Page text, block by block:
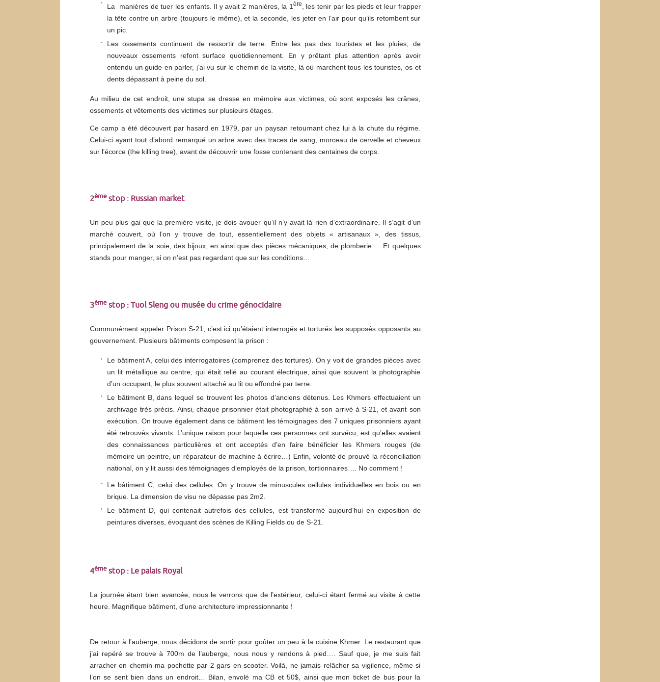
La manières de tuer les enfants. Il y avait 2 manières, la 1 ère
, les tenir par les pieds et leur frapper
la tête contre un arbre (toujours le même), et la seconde, les jeter en l’air pour qu’ils retombent sur
un pic.
Les ossements continuent de ressortir de terre. Entre les pas des touristes et les pluies, de
nouveaux ossements refont surface quotidiennement. En y prêtant plus attention après avoir
entendu un guide en parler, j’ai vu sur le chemin de la visite, là où marchent tous les touristes, os et
dents dépassant à peine du sol.
Au milieu de cet endroit, une stupa se dresse en mémoire aux victimes, où sont exposés les crânes,
ossements et vêtements des victimes sur plusieurs étages.
Ce camp a été découvert par hasard en 1979, par un paysan retournant chez lui à la chute du régime.
Celui-ci ayant tout d’abord remarqué un arbre avec des traces de sang, morceau de cervelle et cheveux
sur l’écorce (the killing tree), avant de découvrir une fosse contenant des centaines de corps.
2ème stop : Russian market
Un peu plus gai que la première visite, je dois avouer qu’il n’y avait là rien d’extraordinaire. Il s’agit d’un
marché couvert, où l’on y trouve de tout, essentiellement des objets « artisanaux », des tissus,
principalement de la soie, des bijoux, en ainsi que des pièces mécaniques, de plomberie…. Et quelques
stands pour manger, si on n’est pas regardant que sur les conditions…
3ème stop : Tuol Sleng ou musée du crime génocidaire
Communément appeler Prison S-21, c’est ici qu’étaient interrogés et torturés les supposés opposants au
gouvernement. Plusieurs bâtiments composent la prison :
Le bâtiment A, celui des interrogatoires (comprenez des tortures). On y voit de grandes pièces avec
un lit métallique au centre, qui était relié au courant électrique, ainsi que souvent la photographie
d’un occupant, le plus souvent attaché au lit ou effondré par terre.
Le bâtiment B, dans lequel se trouvent les photos d’anciens détenus. Les Khmers effectuaient un
archivage très précis. Ainsi, chaque prisonnier était photographié à son arrivé à S-21, et avant son
exécution. On trouve également dans ce bâtiment les témoignages des 7 uniques prisonniers ayant
été retrouvés vivants. L’unique raison pour laquelle ces personnes ont survécu, est qu’elles avaient
des connaissances particulières et ont acceptés d’en faire bénéficier les Khmers rouges (de
mémoire un peintre, un réparateur de machine à écrire…) Enfin, volonté de prouvé la réconciliation
national, on y lit aussi des témoignages d’employés de la prison, tortionnaires…. No comment !
Le bâtiment C, celui des cellules. On y trouve de minuscules cellules individuelles en bois ou en
brique. La dimension de visu ne dépasse pas 2m2.
Le bâtiment D, qui contenait autrefois des cellules, est transformé aujourd’hui en exposition de
peintures diverses, évoquant des scènes de Killing Fields ou de S-21.
4ème stop : Le palais Royal
La journée étant bien avancée, nous le verrons que de l’extérieur, celui-ci étant fermé au visite à cette
heure. Magnifique bâtiment, d’une architecture impressionnante !
De retour à l’auberge, nous décidons de sortir pour goûter un peu à la cuisine Khmer. Le restaurant que
j’ai repéré se trouve à 700m de l’auberge, nous nous y rendons à pied…. Sauf que, je me suis fait
arracher en chemin ma pochette par 2 gars en scooter. Voilà, ne jamais relâcher sa vigilence, même si
l’on se sent bien dans un endroit… Bilan, envolé ma CB et 50$, ainsi que mon ticket de bus pour la